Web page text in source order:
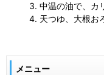
中温の油で、カ
天つゆ、大根お
メニュー